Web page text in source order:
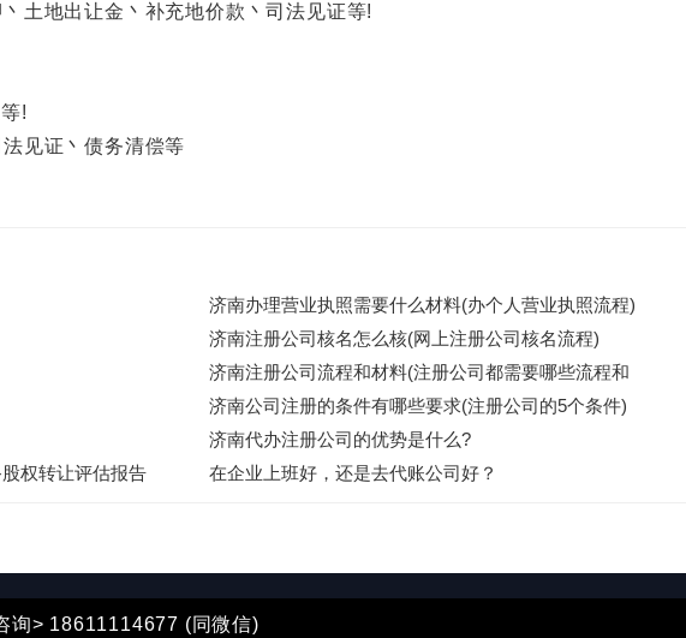
地出让金丶补充地价款丶司法见证等!
!
见证丶债务清偿等
济南办理营业执照需要什么材料(办个人营业执照流程)
济南注册公司核名怎么核(网上注册公司核名流程)
济南注册公司流程和材料(注册公司都需要哪些流程和
济南公司注册的条件有哪些要求(注册公司的5个条件)
济南代办注册公司的优势是什么?
权转让评估报告
在企业上班好，还是去代账公司好？
国企业资产评估,无形资产评估,固定资产评估等业务,方案成熟,出报告快!!赣ICP备
询> 18611114677 (同微信)